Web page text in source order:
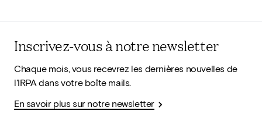
Inscrivez-vous à notre newsletter
Chaque mois, vous recevrez les dernières nouvelles de
l'IRPA dans votre boîte mails.
En savoir plus sur notre newsletter